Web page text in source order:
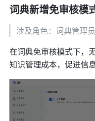
词典新增免审核模
涉及角色：词典管理员
在词典免审核模式下，
知识管理成本，促进信